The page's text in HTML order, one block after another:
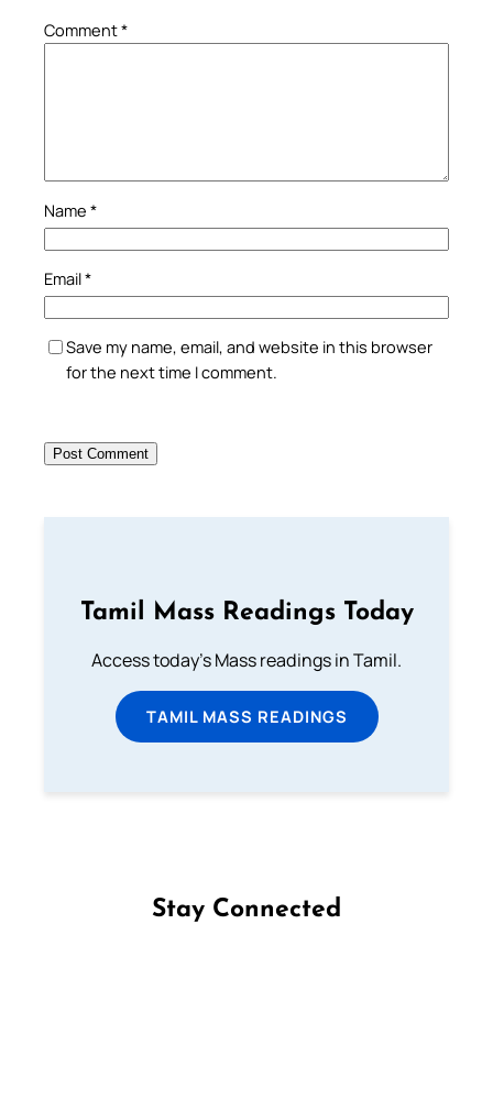
Comment*
Name *
Email*
Save my name, email, and website in this browser
for the next time I comment.
Tamil Mass Readings Today
Access today's Mass readings in Tamil.
TAMIL MASS READINGS
Stay Connected